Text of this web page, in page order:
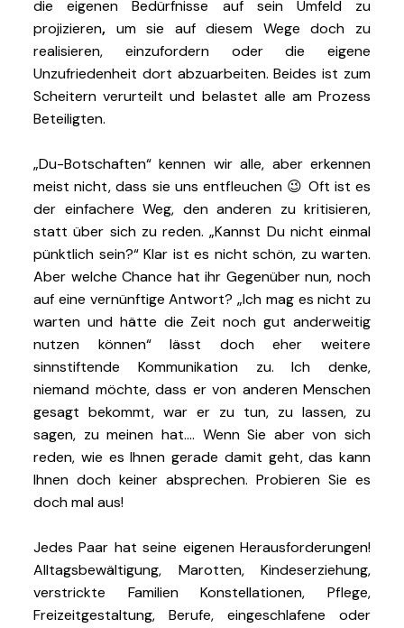
die eigenen Bedürfnisse auf sein Umfeld zu
projizieren, um sie auf diesem Wege doch zu
realisieren, einzufordern oder die eigene
Unzufriedenheit dort abzuarbeiten. Beides ist zum
Scheitern verurteilt und belastet alle am Prozess
Beteiligten.
„Du-Botschaften“ kennen wir alle, aber erkennen
meist nicht, dass sie uns entfleuchen 😉 Oft ist es
der einfachere Weg, den anderen zu kritisieren,
statt über sich zu reden. „Kannst Du nicht einmal
pünktlich sein?“ Klar ist es nicht schön, zu warten.
Aber welche Chance hat ihr Gegenüber nun, noch
auf eine vernünftige Antwort? „Ich mag es nicht zu
warten und hätte die Zeit noch gut anderweitig
nutzen können“ lässt doch eher weitere
sinnstiftende Kommunikation zu. Ich denke,
niemand möchte, dass er von anderen Menschen
gesagt bekommt, war er zu tun, zu lassen, zu
sagen, zu meinen hat…. Wenn Sie aber von sich
reden, wie es Ihnen gerade damit geht, das kann
Ihnen doch keiner absprechen. Probieren Sie es
doch mal aus!
Jedes Paar hat seine eigenen Herausforderungen!
Alltagsbewältigung, Marotten, Kindeserziehung,
verstrickte Familien Konstellationen, Pflege,
Freizeitgestaltung, Berufe, eingeschlafene oder